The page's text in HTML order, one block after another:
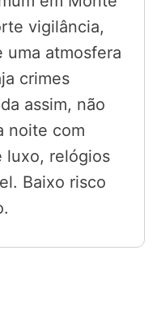
vigilância,
uma atmosfera
crimes
assim, não
noite com
luxo, relógios
Baixo risco